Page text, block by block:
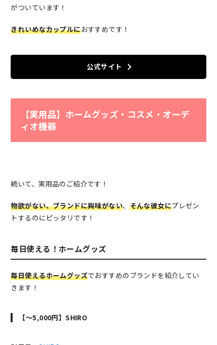
がついています！
きれいめなカップルにおすすめです！
公式サイト
【実用品】ホームグッズ・コスメ・オーデ
ィオ機器
続いて、実用品のご紹介です！
物欲がない、ブランドに興味がない、 そんな彼女にプレゼン
トするのにピッタリです！
毎日使える！ホームグッズ
毎日使えるホームグッズでおすすめのブランドを紹介してい
きます！
【～5,000円】SHIRO